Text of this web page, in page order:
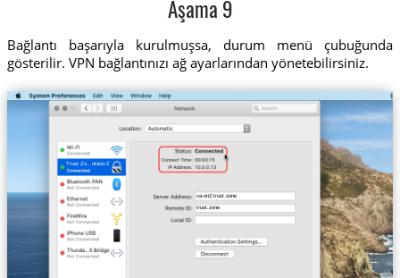
Aşama 9
Bağlantı başarıyla kurulmuşsa, durum menü çubuğunda
gösterilir. VPN bağlantınızı ağ ayarlarından yönetebilirsiniz.
Trust.Zo...ntario-2
ca-on2.trust.zone
trust.zone